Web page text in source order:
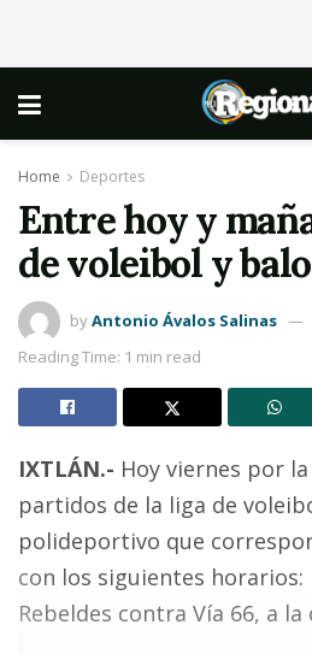
Home Deportes
Entre hoy y
de voleibol y
byAntonio Ávalos Salinas
Reading Time: 1 min read
IXTLÁN.- Hoy viernes por
partidos de la liga de
polideportivo que
con los siguientes
Rebeldes contra Vía 66, a